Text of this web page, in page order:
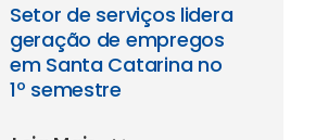
Setor de serviços lidera
geração de empregos
em Santa Catarina no
1º semestre